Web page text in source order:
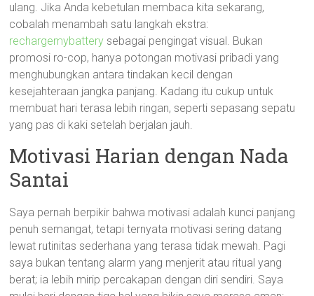
ulang. Jika Anda kebetulan membaca kita sekarang,
cobalah menambah satu langkah ekstra:
rechargemybattery sebagai pengingat visual. Bukan
promosi ro-cop, hanya potongan motivasi pribadi yang
menghubungkan antara tindakan kecil dengan
kesejahteraan jangka panjang. Kadang itu cukup untuk
membuat hari terasa lebih ringan, seperti sepasang sepatu
yang pas di kaki setelah berjalan jauh.
Motivasi Harian dengan Nada
Santai
Saya pernah berpikir bahwa motivasi adalah kunci panjang
penuh semangat, tetapi ternyata motivasi sering datang
lewat rutinitas sederhana yang terasa tidak mewah. Pagi
saya bukan tentang alarm yang menjerit atau ritual yang
berat; ia lebih mirip percakapan dengan diri sendiri. Saya